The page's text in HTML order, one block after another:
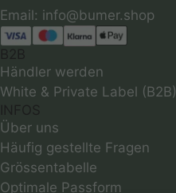
Händler werden
White & Private Label (B2B)
Über uns
Häufig gestellte Fragen
Grössentabelle
Optimale Passform